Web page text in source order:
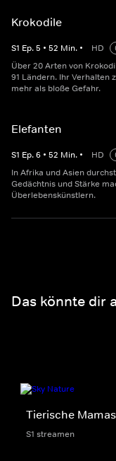
Krokodile
S1 Ep.5 • 52 Min. • HD
Über 20 Arten von
91 Ländern. Ihr Verhalten
mehr als bloße Gefahr.
Elefanten
S1 Ep.6 • 52 Min. • HD
In Afrika und Asien
Gedächtnis und Stärke
Überlebenskünstlern.
Das könnte dir
Tierische Mamas
S1 streamen